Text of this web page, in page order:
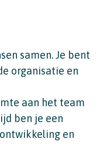
samen. Je bent
organisatie en
aan het team
ben je een
en